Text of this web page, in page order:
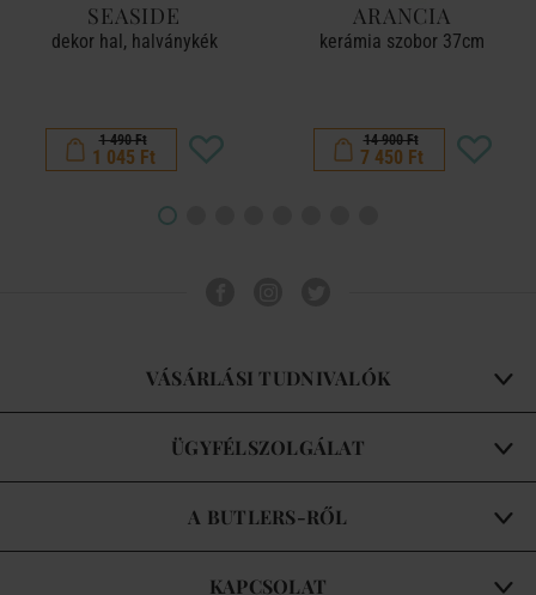
SEASIDE
dekor hal, halványkék
1 490 Ft
1 045 Ft
ARANCIA
kerámia szobor 37cm
14 900 Ft
7 450 Ft
VÁSÁRLÁSI TUDNIVALÓK
ÜGYFÉLSZOLGÁLAT
A BUTLERS-RŐL
KAPCSOLAT